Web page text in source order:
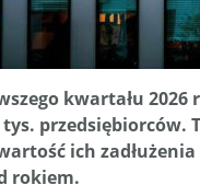
kwartału
przedsiębiorców.
ich
rokiem.